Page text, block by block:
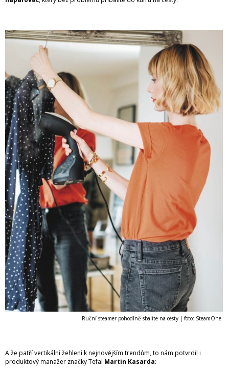
Ruční steamer pohodlně sbalíte na cesty | foto: SteamOne
A že patří vertikální žehlení k nejnovějším trendům, to nám potvrdil i
produktový manažer značky Tefal Martin Kasarda: